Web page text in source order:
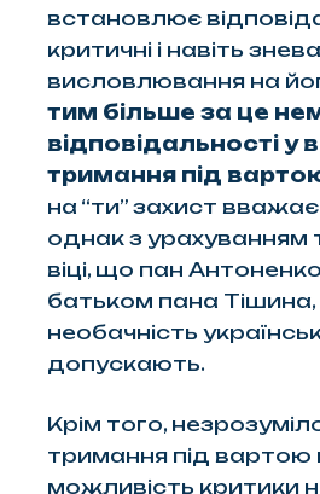
встановлює
критичні і навіть
висловлювання на
тим більше за це
відповідальності у
тримання під
на “ти” захист
однак з урахуванням
віці, що пан
батьком пана Тішина,
необачність
допускають.
Крім того,
тримання під
можливість критики